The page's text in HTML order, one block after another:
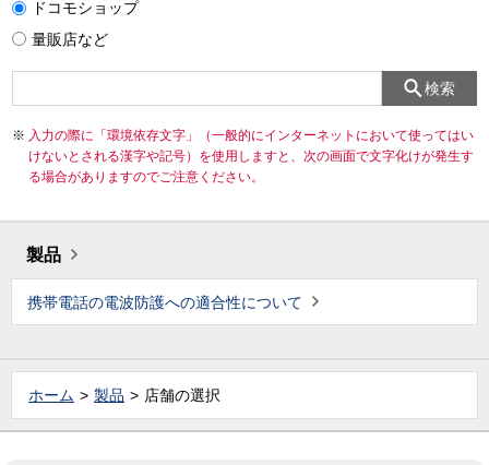
ドコモショップ
量販店など
検索
入力の際に「環境依存文字」（一般的にインターネットにおいて使ってはい
けないとされる漢字や記号）を使用しますと、次の画面で文字化けが発生す
る場合がありますのでご注意ください。
製品
携帯電話の電波防護への適合性について
ホーム 製品 店舗の選択